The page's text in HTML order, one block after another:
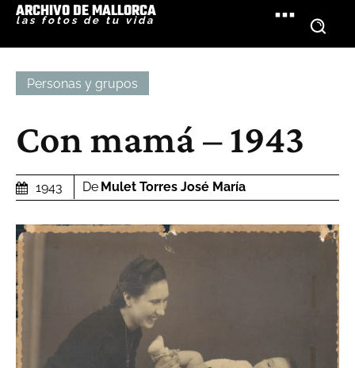
ARCHIVO DE MALLORCA
las fotos de tu vida
Personas y grupos
Con mamá – 1943
1943 De Mulet Torres José María